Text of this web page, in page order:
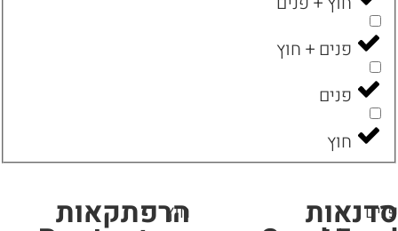
פנים + חוץ
פנים
חוץ
הרפתקאות
חוץ